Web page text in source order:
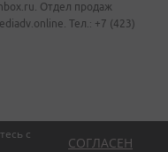
с
СОГЛАСЕН
Отдел продаж
Тел.: +7 (423)